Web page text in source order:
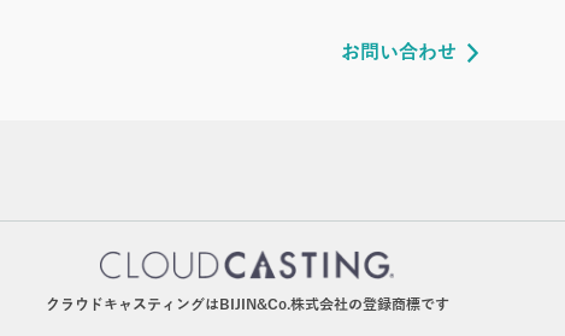
お問い合わせ
クラウドキャスティングはBIJIN&Co.株式会社の登録商標です